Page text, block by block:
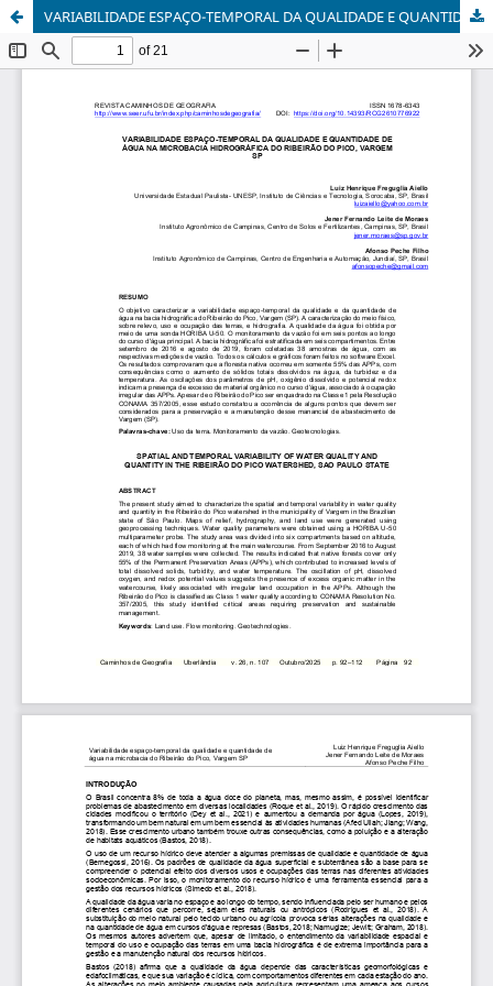
VARIABILIDADE ESPAÇO-TEMPORAL DA QUALIDADE E QUANTIDADE DE ÁGUA NA MICROBACIA HIDROGRÁFICA DO RIBEIRÃO DO PICO, VARGEM SP